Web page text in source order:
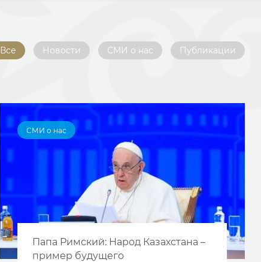
Все Новости СМИ о нас Публикации
СМИ о нас
Папа Римский: Народ Казахстана –
пример будущего